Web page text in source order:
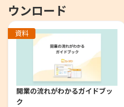
ウンロード
資料
開業の流れがわかるガイドブッ
ク